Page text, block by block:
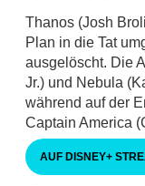
Thanos (Josh
Plan in die Tat
ausgelöscht. Die
Jr.) und Nebula
während auf der
Captain America
AUF DISNEY+